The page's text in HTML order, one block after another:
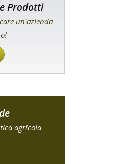
Prodotti
un'azienda
agricola